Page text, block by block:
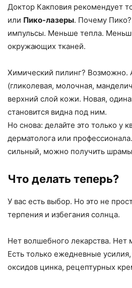
Доктор Какповия рекомендует
или Пико-лазеры. Почему
импульсы. Меньше тепла.
окружающих тканей.
Химический пилинг? Возможно.
(гликолевая, молочная,
верхний слой кожи. Новая,
становится видна под ним.
Но снова: делайте это только у
дерматолога или
сильный, можно получить
Что делать теперь?
У вас есть выбор. Но это не
терпения и избегания солнца.
Нет волшебного лекарства. Нет
Есть только ежедневные
оксидов цинка, рецептурных